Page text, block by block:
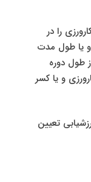
را در
یا طول مدت
طول دوره
دوره کارورزی و یا کسر
تعیین